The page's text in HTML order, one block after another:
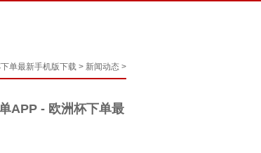
单最新手机版下载 > 新闻动态 >
APP - 欧洲杯下单最